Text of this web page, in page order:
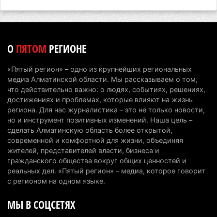
количеством избирателей
«От экспорта сырья - к сложным
производствам»: партия «Әділет» представила в
Актобе план диверсификации
3 августа 2026 г. 20:46 151
Солдат-срочник выпал из окна четвертого этажа
казармы в Конаеве
3 августа 2026 г. 18:08 166
природу Алматинской области
ОПЯТОМ РЕГИОНЕ
«Пятый регион» – одно из крупнейших региональных
медиа Алматинской области. Мы рассказываем о том,
что действительно важно: о людях, событиях, решениях,
достижениях и проблемах, которые влияют на жизнь
региона. Для нас журналистика – это не только новости,
но и инструмент позитивных изменений. Наша цель –
сделать Алматинскую область более открытой,
современной и комфортной для жизни, объединяя
жителей, представителей власти, бизнеса и
гражданского общества вокруг общих ценностей и
реальных дел. «Пятый регион» – медиа, которое говорит
с регионом на одном языке.
МЫ В СОЦСЕТЯХ